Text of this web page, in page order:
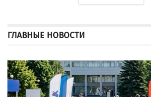
ГЛАВНЫЕ НОВОСТИ